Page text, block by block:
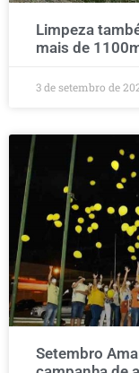
Limpeza
mais de
3 de setembro de
Setembro